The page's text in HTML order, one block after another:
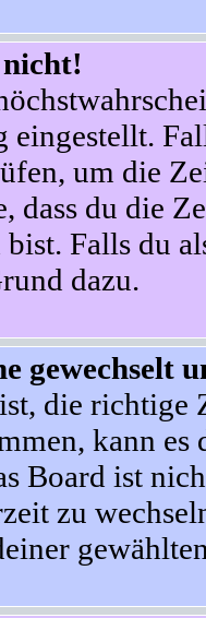
um die
dass du die
Falls du
dazu.
gewechselt
die richtige
kann es
Board ist
zu